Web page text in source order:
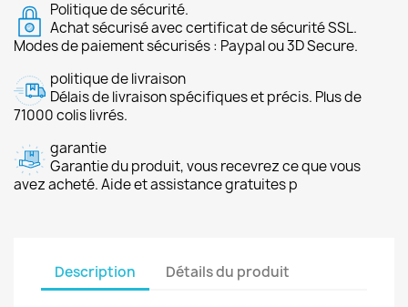
Politique de sécurité.
Achat sécurisé avec certificat de sécurité SSL.
Modes de paiement sécurisés : Paypal ou 3D Secure.
politique de livraison
Délais de livraison spécifiques et précis. Plus de
71000 colis livrés.
garantie
Garantie du produit, vous recevrez ce que vous
avez acheté. Aide et assistance gratuites p
Description Détails du produit